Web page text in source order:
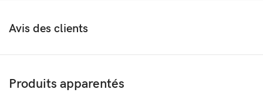
Hz.
Avis des clients
Produits apparentés